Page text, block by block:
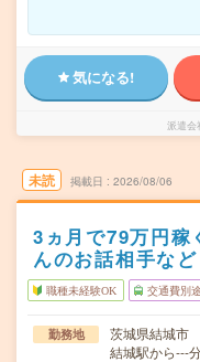
気になる!
派遣会
未読 掲載日 2026/08/06
3ヵ月で79万円稼
んのお話相手など
職種未経験OK 交通費別
勤務地
茨城県結城市
結城駅から---